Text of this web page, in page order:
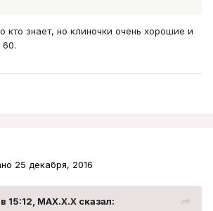
знает, но клиночки очень хорошие и
60.
25 декабря, 2016
15:12, MAX.X.X сказал: